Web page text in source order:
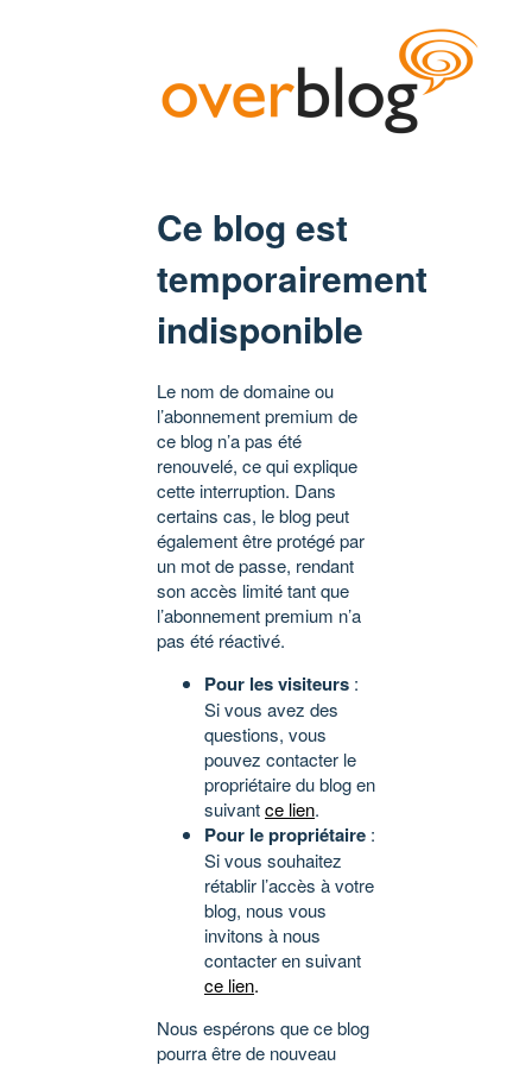
Ce blog est
temporairement
indisponible
Le nom de domaine ou
l’abonnement premium de
ce blog n’a pas été
renouvelé, ce qui explique
cette interruption. Dans
certains cas, le blog peut
également être protégé par
un mot de passe, rendant
son accès limité tant que
l’abonnement premium n’a
pas été réactivé.
Pour les visiteurs :
Si vous avez des
questions, vous
pouvez contacter le
propriétaire du blog en
suivantce lien.
Pour le propriétaire :
Si vous souhaitez
rétablir l’accès à votre
blog, nous vous
invitons à nous
contacter en suivant
ce lien.
Nous espérons que ce blog
pourra être de nouveau